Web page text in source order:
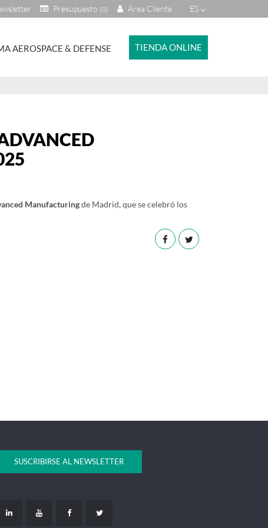
ES
Área Cliente
Presupuesto (0)
AEROSPACE & DEFENSE TIENDA ONLINE
Manufacturingde Madrid, que se celebró los
SUSCRIBIRSE AL NEWSLETTER